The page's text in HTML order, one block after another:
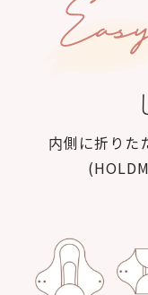
内側に折りた